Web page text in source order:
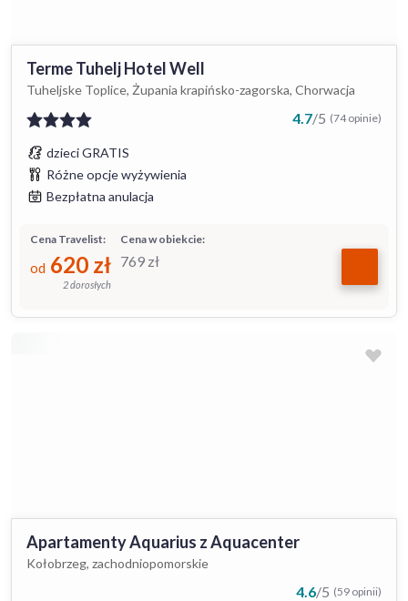
Terme Tuhelj Hotel Well
Tuheljske Toplice, Żupania krapińsko-zagorska, Chorwacja
4.7/5 (74 opinie)
dzieci GRATIS
Różne opcje wyżywienia
Bezpłatna anulacja
Cena w obiekcie:
769 zł
Cena Travelist:
od 620 zł
2 dorosłych
Apartamenty Aquarius z Aquacenter
Kołobrzeg, zachodniopomorskie
4.6/5 (59 opinii)